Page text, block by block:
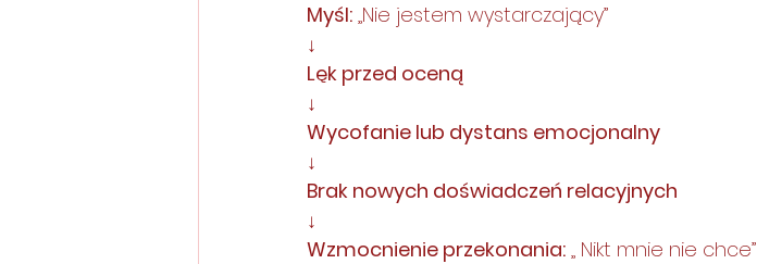
Myśl: „Nie jestem wystarczający”
↓
Lęk przed oceną
↓
Wycofanie lub dystans emocjonalny
↓
Brak nowych doświadczeń relacyjnych
↓
Wzmocnienie przekonania: „ Nikt mnie nie chce”